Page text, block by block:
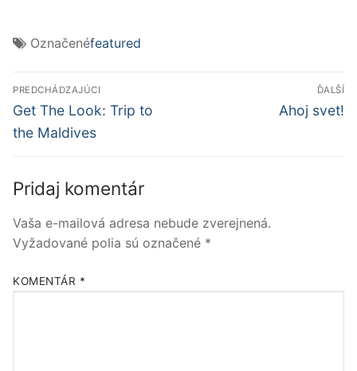
Označenéfeatured
Navigácia
v
článku
PREDCHÁDZAJÚCI
Predchádzajúci
článok:
Get The Look: Trip to
the Maldives
ĎALŠÍ
Ďalší
Ahoj svet!
Pridaj komentár
Vaša e-mailová adresa nebude zverejnená.
Vyžadované polia sú označené *
KOMENTÁR *